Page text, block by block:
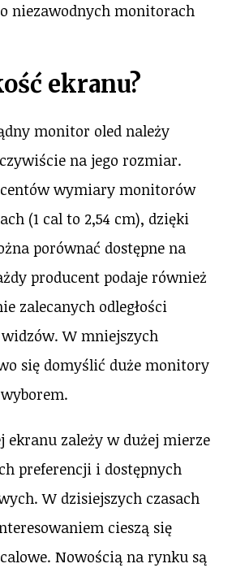
niezawodnych monitorach
ekranu?
monitor oled należy
na jego rozmiar.
wymiary monitorów
(1 cal to 2,54 cm), dzięki
porównać dostępne na
producent podaje również
zalecanych odległości
W mniejszych
się domyślić duże monitory
ekranu zależy w dużej mierze
preferencji i dostępnych
W dzisiejszych czasach
cieszą się
Nowością na rynku są